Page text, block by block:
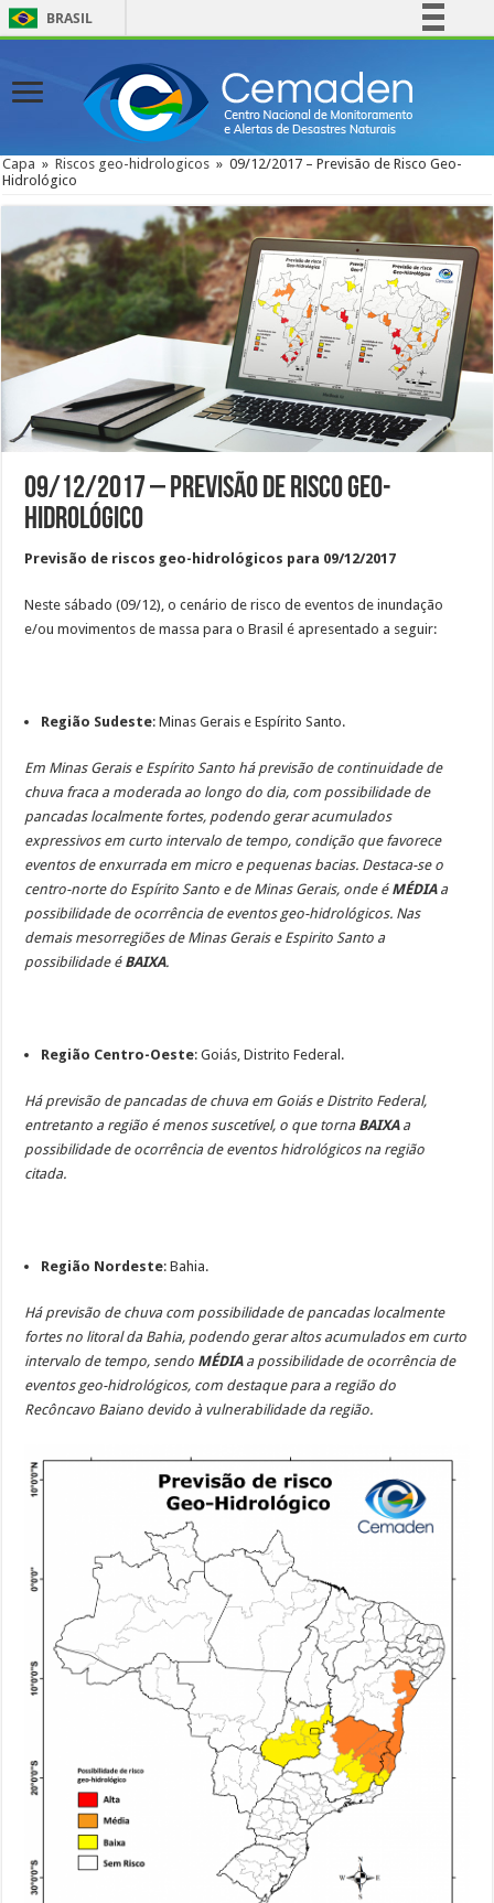
BRASIL
Comunica BR
Participe
Acesso à informação
Canais
Capa » Riscos geo-hidrologicos » 09/12/2017 – Previsão de Risco Geo-
Hidrológico
09/12/2017 – Previsão de Risco Geo-
Hidrológico
Previsão de riscos geo-hidrológicos para 09/12/2017
Neste sábado (09/12), o cenário de risco de eventos de inundação
e/ou movimentos de massa para o Brasil é apresentado a seguir:
Região Sudeste: Minas Gerais e Espírito Santo.
Em Minas Gerais e Espírito Santo há previsão de continuidade de
chuva fraca a moderada ao longo do dia, com possibilidade de
pancadas localmente fortes, podendo gerar acumulados
expressivos em curto intervalo de tempo, condição que favorece
eventos de enxurrada em micro e pequenas bacias. Destaca-se o
centro-norte do Espírito Santo e de Minas Gerais, onde é MÉDIA a
possibilidade de ocorrência de eventos geo-hidrológicos. Nas
demais mesorregiões de Minas Gerais e Espirito Santo a
possibilidade é BAIXA.
Região Centro-Oeste: Goiás, Distrito Federal.
Há previsão de pancadas de chuva em Goiás e Distrito Federal,
entretanto a região é menos suscetível, o que torna BAIXAa
possibilidade de ocorrência de eventos hidrológicos na região
citada.
Região Nordeste: Bahia.
Há previsão de chuva com possibilidade de pancadas localmente
fortes no litoral da Bahia, podendo gerar altos acumulados em curto
intervalo de tempo, sendo MÉDIAa possibilidade de ocorrência de
eventos geo-hidrológicos, com destaque para a região do
Recôncavo Baiano devido à vulnerabilidade da região.